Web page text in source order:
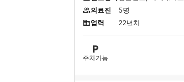
의료진
5명
업력
22년차
주차가능